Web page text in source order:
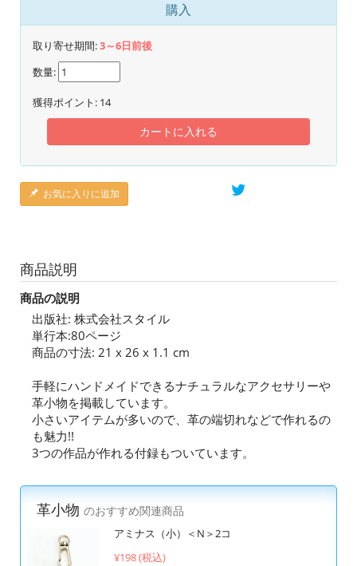
購入
取り寄せ期間:3～6日前後
数量:
獲得ポイント: 14
カートに入れる
お気に入りに追加
商品説明
商品の説明
出版社: 株式会社スタイル
単行本:80ページ
商品の寸法: 21 x 26 x 1.1 cm
手軽にハンドメイドできるナチュラルなアクセサリーや
革小物を掲載しています。
小さいアイテムが多いので、革の端切れなどで作れるの
も魅力!!
3つの作品が作れる付録もついています。
革小物 のおすすめ関連商品
アミナス（小）＜N＞2コ
¥198 (税込)